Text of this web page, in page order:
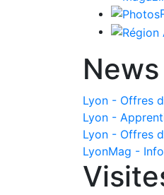
Lyon - Offres
Lyon -
Lyon - Offres
LyonMag -